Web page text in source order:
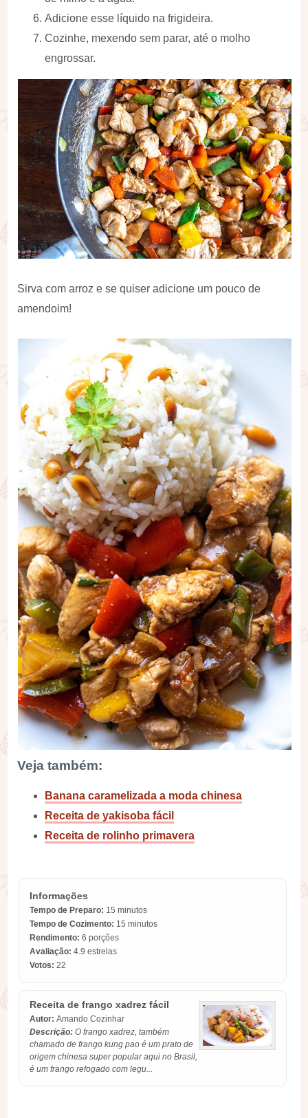
Adicione esse líquido na frigideira.
Cozinhe, mexendo sem parar, até o molho
engrossar.
Sirva com arroz e se quiser adicione um pouco de
amendoim!
Veja também:
Banana caramelizada a moda chinesa
Receita de yakisoba fácil
Receita de rolinho primavera
Informações
Tempo de Preparo: 15 minutos
Tempo de Cozimento: 15 minutos
Rendimento:6 porções
Avaliação: 4.9 estrelas
Votos: 22
Receita de frango xadrez fácil
Autor:Amando Cozinhar
Descrição:O frango xadrez, também
chamado de frango kung pao é um prato de
origem chinesa super popular aqui no Brasil,
é um frango refogado com legu...